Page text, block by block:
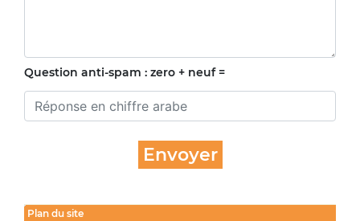
Question anti-spam : zero + neuf =
Plan du site